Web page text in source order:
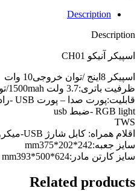
Description
Description
اسپیکر آنیکو CH01
اسپیکر 8اینج /توان خروجی10 وات
ظرفیت باتری:3.7 ولت 1500mah/توان:5 ولت:
RGB light -ضبط usb
TWS
اقلام همراه: کابل شارژ USB-میکروفون وایرلس- ریموت کنترل
سایز جعبه:242*202*mm375
سایز کارتن مادر:624*500*mm393
Related products